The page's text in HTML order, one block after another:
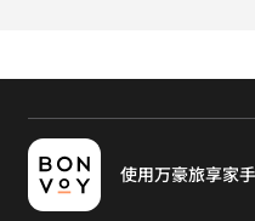
使用万豪旅享家